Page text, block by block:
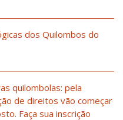
dos Quilombos do
quilombolas: pela
de direitos vão começar
Faça sua inscrição